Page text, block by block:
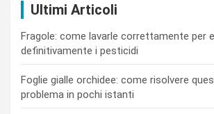
Ultimi Articoli
Fragole: come lavarle correttamente per
definitivamente i pesticidi
Foglie gialle orchidee: come risolvere
problema in pochi istanti